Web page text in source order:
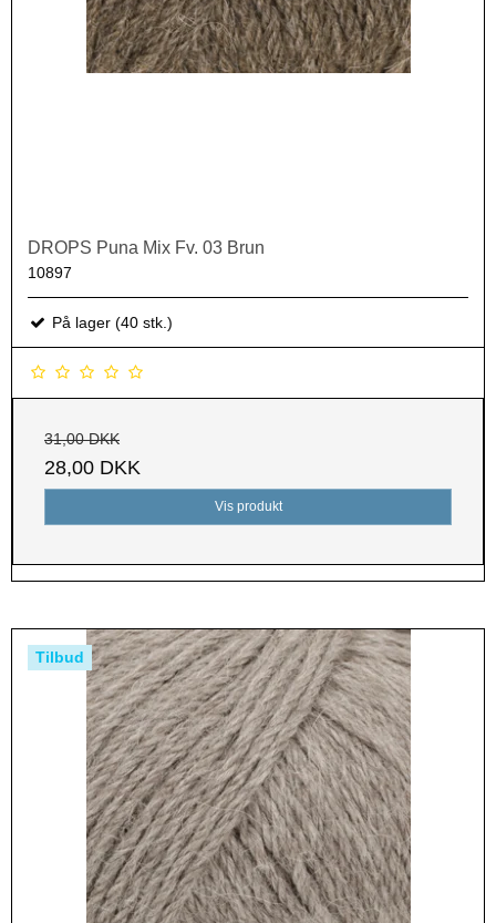
DROPS Puna Mix Fv. 03 Brun
10897
På lager (40 stk.)
31,00 DKK
28,00 DKK
Vis produkt
Tilbud